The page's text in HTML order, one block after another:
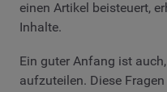
einen Artikel beisteuert,
Inhalte.
Ein guter Anfang ist
aufzuteilen. Diese